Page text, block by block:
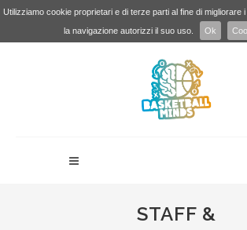
Utilizziamo cookie proprietari e di terze parti al fine di migliorare
la navigazione autorizzi il suo uso.
Ok
STAFF &